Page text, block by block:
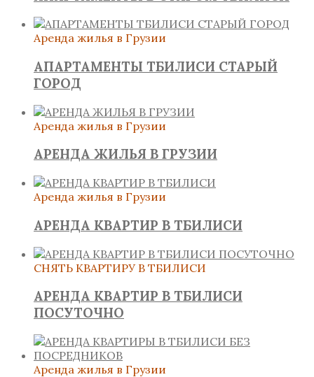
Аренда жилья в Грузии
АПАРТАМЕНТЫ ТБИЛИСИ СТАРЫЙ
ГОРОД
Аренда жилья в Грузии
АРЕНДА ЖИЛЬЯ В ГРУЗИИ
Аренда жилья в Грузии
АРЕНДА КВАРТИР В ТБИЛИСИ
СНЯТЬ КВАРТИРУ В ТБИЛИСИ
АРЕНДА КВАРТИР В ТБИЛИСИ
ПОСУТОЧНО
Аренда жилья в Грузии